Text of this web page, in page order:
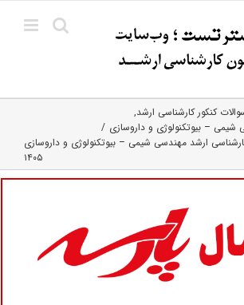
کنکور کارشناسی ارشد
– بیوتکنولوژی و داروسازی
ارشد مهندسی شیمی – بیوتکنولوژی و داروسازی
۱۴۰۵